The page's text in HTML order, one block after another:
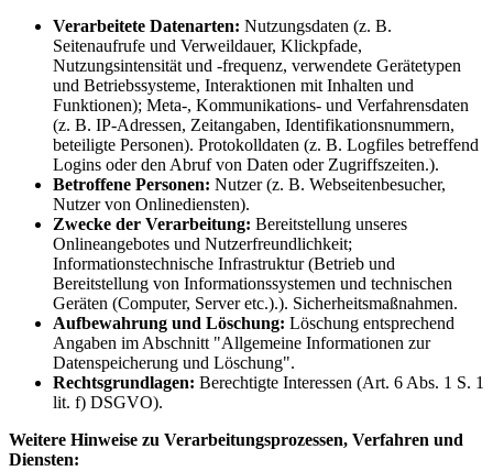
Verarbeitete Datenarten: Nutzungsdaten (z. B.
Seitenaufrufe und Verweildauer, Klickpfade,
Nutzungsintensität und -frequenz, verwendete Gerätetypen
und Betriebssysteme, Interaktionen mit Inhalten und
Funktionen); Meta-, Kommunikations- und Verfahrensdaten
(z. B. IP-Adressen, Zeitangaben, Identifikationsnummern,
beteiligte Personen). Protokolldaten (z. B. Logfiles betreffend
Logins oder den Abruf von Daten oder Zugriffszeiten.).
Betroffene Personen: Nutzer (z. B. Webseitenbesucher,
Nutzer von Onlinediensten).
Zwecke der Verarbeitung: Bereitstellung unseres
Onlineangebotes und Nutzerfreundlichkeit;
Informationstechnische Infrastruktur (Betrieb und
Bereitstellung von Informationssystemen und technischen
Geräten (Computer, Server etc.).). Sicherheitsmaßnahmen.
Aufbewahrung und Löschung: Löschung entsprechend
Angaben im Abschnitt "Allgemeine Informationen zur
Datenspeicherung und Löschung".
Rechtsgrundlagen: Berechtigte Interessen (Art. 6 Abs. 1 S. 1
lit. f) DSGVO).
Weitere Hinweise zu Verarbeitungsprozessen, Verfahren und
Diensten: